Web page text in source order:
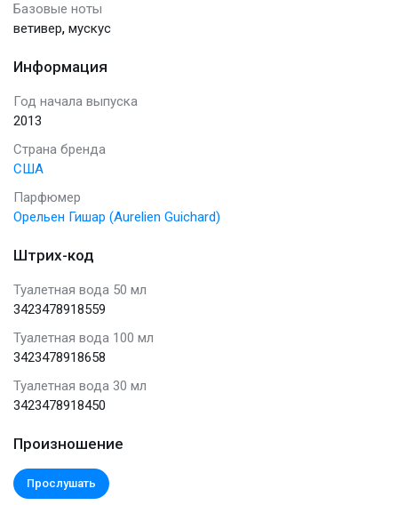
Базовые ноты
ветивер, мускус
Информация
Год начала выпуска
2013
Страна бренда
США
Парфюмер
Орельен Гишар (Aurelien Guichard)
Штрих-код
Туалетная вода 50 мл
3423478918559
Туалетная вода 100 мл
3423478918658
Туалетная вода 30 мл
3423478918450
Произношение
Прослушать